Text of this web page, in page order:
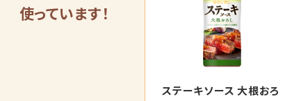
使っています！
ステーキソース 大根おろ